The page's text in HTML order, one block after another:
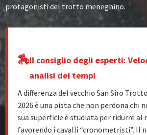
protagonisti del trotto meneghino.
🏇Il consiglio degli esperti:
analisi dei tempi
A differenza del vecchio San Siro
2026 è una pista che non perdona chi
sua superficie è studiata per ridurre
favorendo i cavalli “cronometristi”. Il